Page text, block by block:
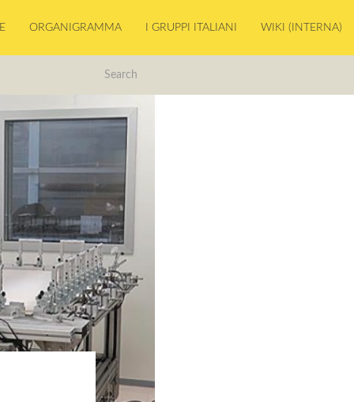
ORGANIGRAMMA I GRUPPI ITALIANI WIKI (INTERNA)